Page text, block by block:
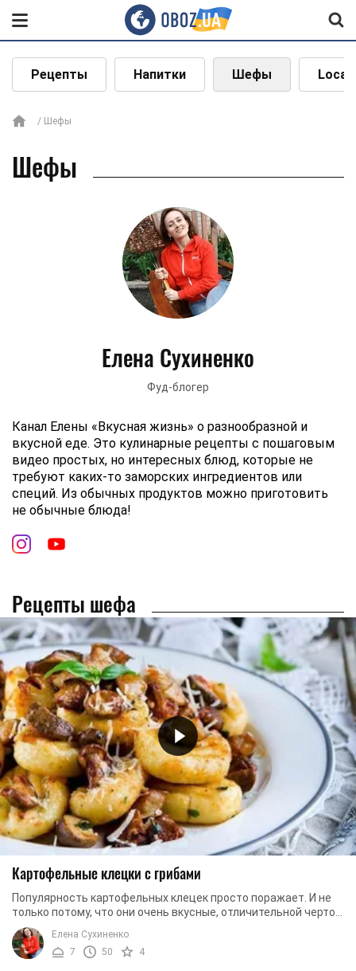
Рецепты Напитки Шефы Local
Шефы
Шефы
Елена Сухиненко
Фуд-блогер
Канал Елены «Вкусная жизнь» о разнообразной и
вкусной еде. Это кулинарные рецепты с пошаговым
видео простых, но интересных блюд, которые не
требуют каких-то заморских ингредиентов или
специй. Из обычных продуктов можно приготовить
не обычные блюда!
Рецепты шефа
Картофельные клецки с грибами
Популярность картофельных клецек просто поражает. И не
только потому, что они очень вкусные, отличительной чертой
этого блюда является доступность ...
Елена Сухиненко
7
50 4